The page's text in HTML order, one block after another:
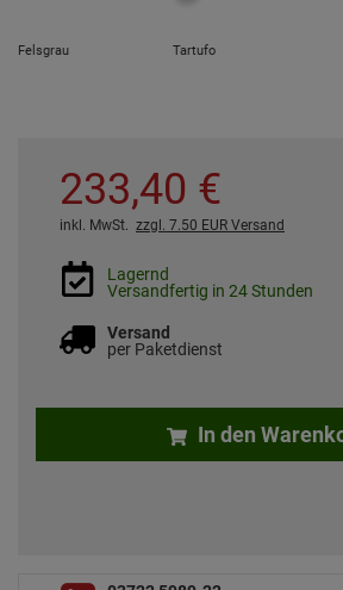
Felsgrau Tartufo
233,40 €
inkl. MwSt. zzgl. 7.50 EUR Versand
Lagernd
Versandfertig in 24 Stunden
Versand
per Paketdienst
In den